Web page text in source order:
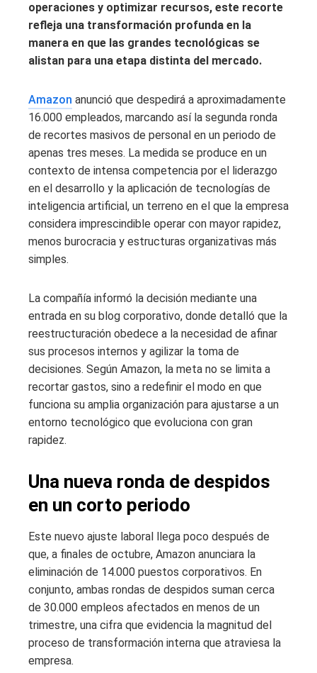
operaciones y optimizar recursos, este recorte
refleja una transformación profunda en la
manera en que las grandes tecnológicas se
alistan para una etapa distinta del mercado.
Amazon anunció que despedirá a aproximadamente
16.000 empleados, marcando así la segunda ronda
de recortes masivos de personal en un periodo de
apenas tres meses. La medida se produce en un
contexto de intensa competencia por el liderazgo
en el desarrollo y la aplicación de tecnologías de
inteligencia artificial, un terreno en el que la empresa
considera imprescindible operar con mayor rapidez,
menos burocracia y estructuras organizativas más
simples.
La compañía informó la decisión mediante una
entrada en su blog corporativo, donde detalló que la
reestructuración obedece a la necesidad de afinar
sus procesos internos y agilizar la toma de
decisiones. Según Amazon, la meta no se limita a
recortar gastos, sino a redefinir el modo en que
funciona su amplia organización para ajustarse a un
entorno tecnológico que evoluciona con gran
rapidez.
Una nueva ronda de despidos
en un corto periodo
Este nuevo ajuste laboral llega poco después de
que, a finales de octubre, Amazon anunciara la
eliminación de 14.000 puestos corporativos. En
conjunto, ambas rondas de despidos suman cerca
de 30.000 empleos afectados en menos de un
trimestre, una cifra que evidencia la magnitud del
proceso de transformación interna que atraviesa la
empresa.